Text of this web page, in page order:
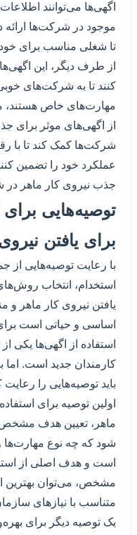
اگهی‌ها می‌توانند
موجود در شرکت‌ها ارائه
تا شغلی مناسب برای خود
از طرف دیگر، این
کنند تا به شرکت‌های
مهارت‌های خاص هستند،
از اگهی‌های موثر برای
شرکت‌ها کمک کند تا با
عملکرد خود را تضمین
جذب نیروی کار ماهر در
توصیه‌هایی برای
برای یافتن
با رعایت توصیه‌هایی
استخدام، انتخاب
یافتن نیروی کار ماهر
اساسی و حیاتی است
استفاده از اگهی‌ها
کارمندان جدید است. اما
باید توصیه‌هایی را رعایت
اولین توصیه برای
ماهر، تعیین هدف
شود که چه نوع مهارت‌ها
است و هدف اصلی از
مشخص، می‌توان بهترین
متناسب با نیازهای
یک توصیه دیگر برای